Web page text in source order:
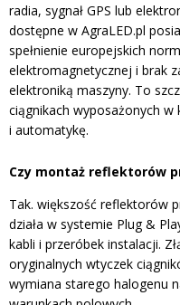
radia, sygnał GPS lub
dostępne w AgraLED.pl
spełnienie europejskich
elektromagnetycznej i brak
elektroniką maszyny. To
ciągnikach wyposażonych w
i automatykę.
Czy montaż reflektorów
Tak. większość reflektorów
działa w systemie Plug &
kabli i przeróbek instalacji.
oryginalnych wtyczek
wymiana starego halogenu